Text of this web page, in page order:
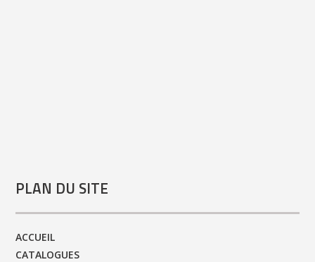
PLAN DU SITE
ACCUEIL
CATALOGUES